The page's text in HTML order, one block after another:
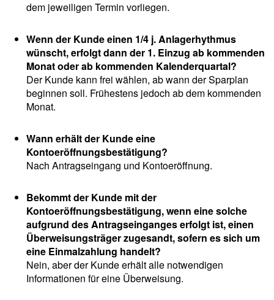
dem jeweiligen Termin vorliegen.
Wenn der Kunde einen 1/4 j. Anlagerhythmus
wünscht, erfolgt dann der 1. Einzug ab kommenden
Monat oder ab kommenden Kalenderquartal?
Der Kunde kann frei wählen, ab wann der Sparplan
beginnen soll. Frühestens jedoch ab dem kommenden
Monat.
Wann erhält der Kunde eine
Kontoeröffnungsbestätigung?
Nach Antragseingang und Kontoeröffnung.
Bekommt der Kunde mit der
Kontoeröffnungsbestätigung, wenn eine solche
aufgrund des Antragseinganges erfolgt ist, einen
Überweisungsträger zugesandt, sofern es sich um
eine Einmalzahlung handelt?
Nein, aber der Kunde erhält alle notwendigen
Informationen für eine Überweisung.